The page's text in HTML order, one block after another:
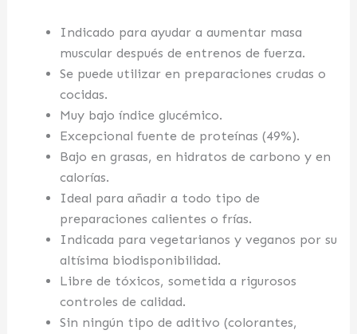
Indicado para ayudar a aumentar masa
muscular después de entrenos de fuerza.
Se puede utilizar en preparaciones crudas o
cocidas.
Muy bajo índice glucémico.
Excepcional fuente de proteínas (49%).
Bajo en grasas, en hidratos de carbono y en
calorías.
Ideal para añadir a todo tipo de
preparaciones calientes o frías.
Indicada para vegetarianos y veganos por su
altísima biodisponibilidad.
Libre de tóxicos, sometida a rigurosos
controles de calidad.
Sin ningún tipo de aditivo (colorantes,